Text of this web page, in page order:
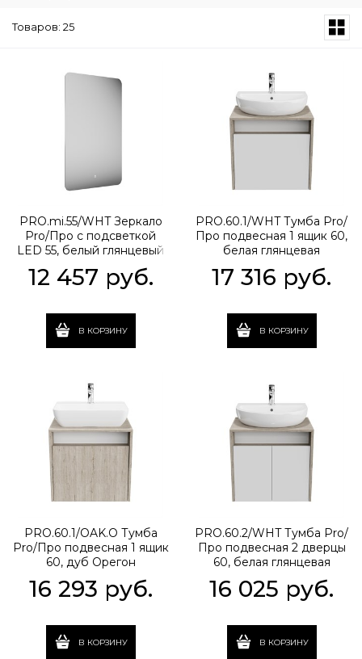
Товаров: 25
PRO.mi.55/WHT Зеркало
Pro/Про с подсветкой
LED 55, белый глянцевый
12 457 руб.
В КОРЗИНУ
PRO.60.1/WHT Тумба Pro/
Про подвесная 1 ящик 60,
белая глянцевая
17 316 руб.
В КОРЗИНУ
PRO.60.1/OAK.O Тумба
Pro/Про подвесная 1 ящик
60, дуб Орегон
16 293 руб.
В КОРЗИНУ
PRO.60.2/WHT Тумба Pro/
Про подвесная 2 дверцы
60, белая глянцевая
16 025 руб.
В КОРЗИНУ